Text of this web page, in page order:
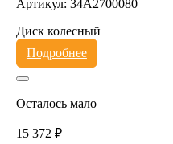
Артикул: 34A2700080
Диск колесный
Подробнее
Осталось мало
15 372 ₽